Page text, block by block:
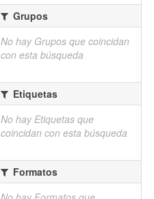
Grupos
No hay Grupos que coincidan
con esta búsqueda
Etiquetas
No hay Etiquetas que
coincidan con esta búsqueda
Formatos